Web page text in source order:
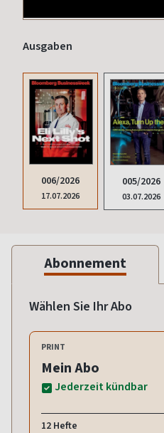
Ausgaben
006/2026
17.07.2026
005/2026
03.07.2026
Abonnement
Wählen Sie Ihr Abo
PRINT
Mein Abo
Jederzeit kündbar
12 Hefte